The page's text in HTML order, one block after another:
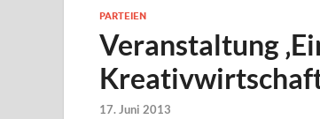
PARTEIEN
Veranstaltung
17. Juni 2013